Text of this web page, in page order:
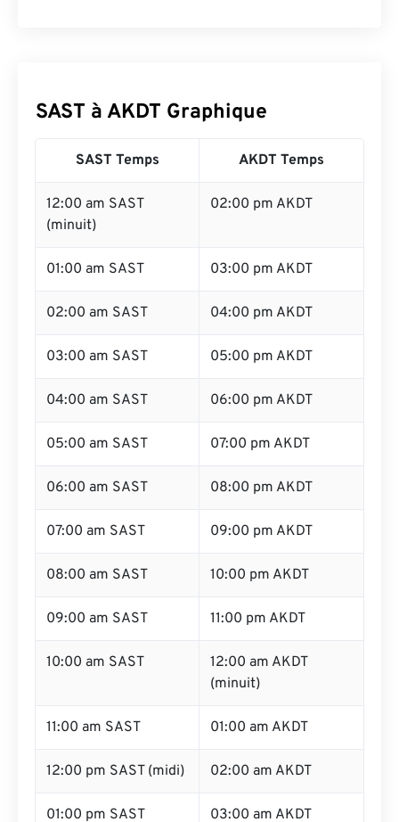
SAST à AKDT Graphique
SAST Temps AKDT Temps
12:00 am SAST
(minuit)
02:00 pm AKDT
01:00 am SAST 03:00 pm AKDT
02:00 am SAST 04:00 pm AKDT
03:00 am SAST 05:00 pm AKDT
04:00 am SAST 06:00 pm AKDT
05:00 am SAST 07:00 pm AKDT
06:00 am SAST 08:00 pm AKDT
07:00 am SAST 09:00 pm AKDT
08:00 am SAST 10:00 pm AKDT
09:00 am SAST 11:00 pm AKDT
10:00 am SAST
12:00 am AKDT
(minuit)
11:00 am SAST 01:00 am AKDT
12:00 pm SAST (midi) 02:00 am AKDT
01:00 pm SAST 03:00 am AKDT